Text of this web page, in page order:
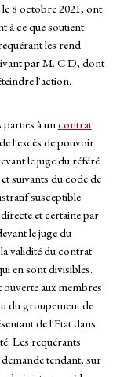
8 octobre 2021, ont
à ce que soutient
les rend
par M. C D, dont
l'action.
à uncontrat
l'excès de pouvoir
le juge du référé
suivants du code de
susceptible
et certaine par
le juge du
validité du contrat
en sont divisibles.
aux membres
du groupement de
de l'Etat dans
Les requérants
tendant, sur